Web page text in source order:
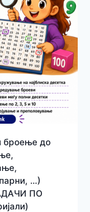
броење до
…)
ПО